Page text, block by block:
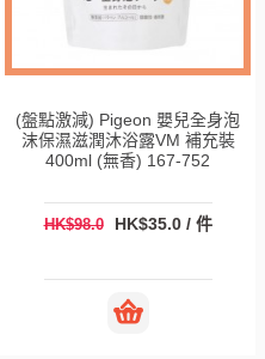
(盤點激減) Pigeon 嬰兒全身泡
沫保濕滋潤沐浴露VM 補充裝
400ml (無香) 167-752
HK$98.0 HK$35.0 / 件